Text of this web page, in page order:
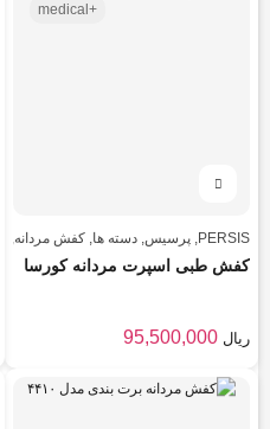
+medical
PERSIS
,پرسیس,دسته ها,کفش مردانه,
کفش طبی اسپرت مردانه کورسا
95,500,000 ریال